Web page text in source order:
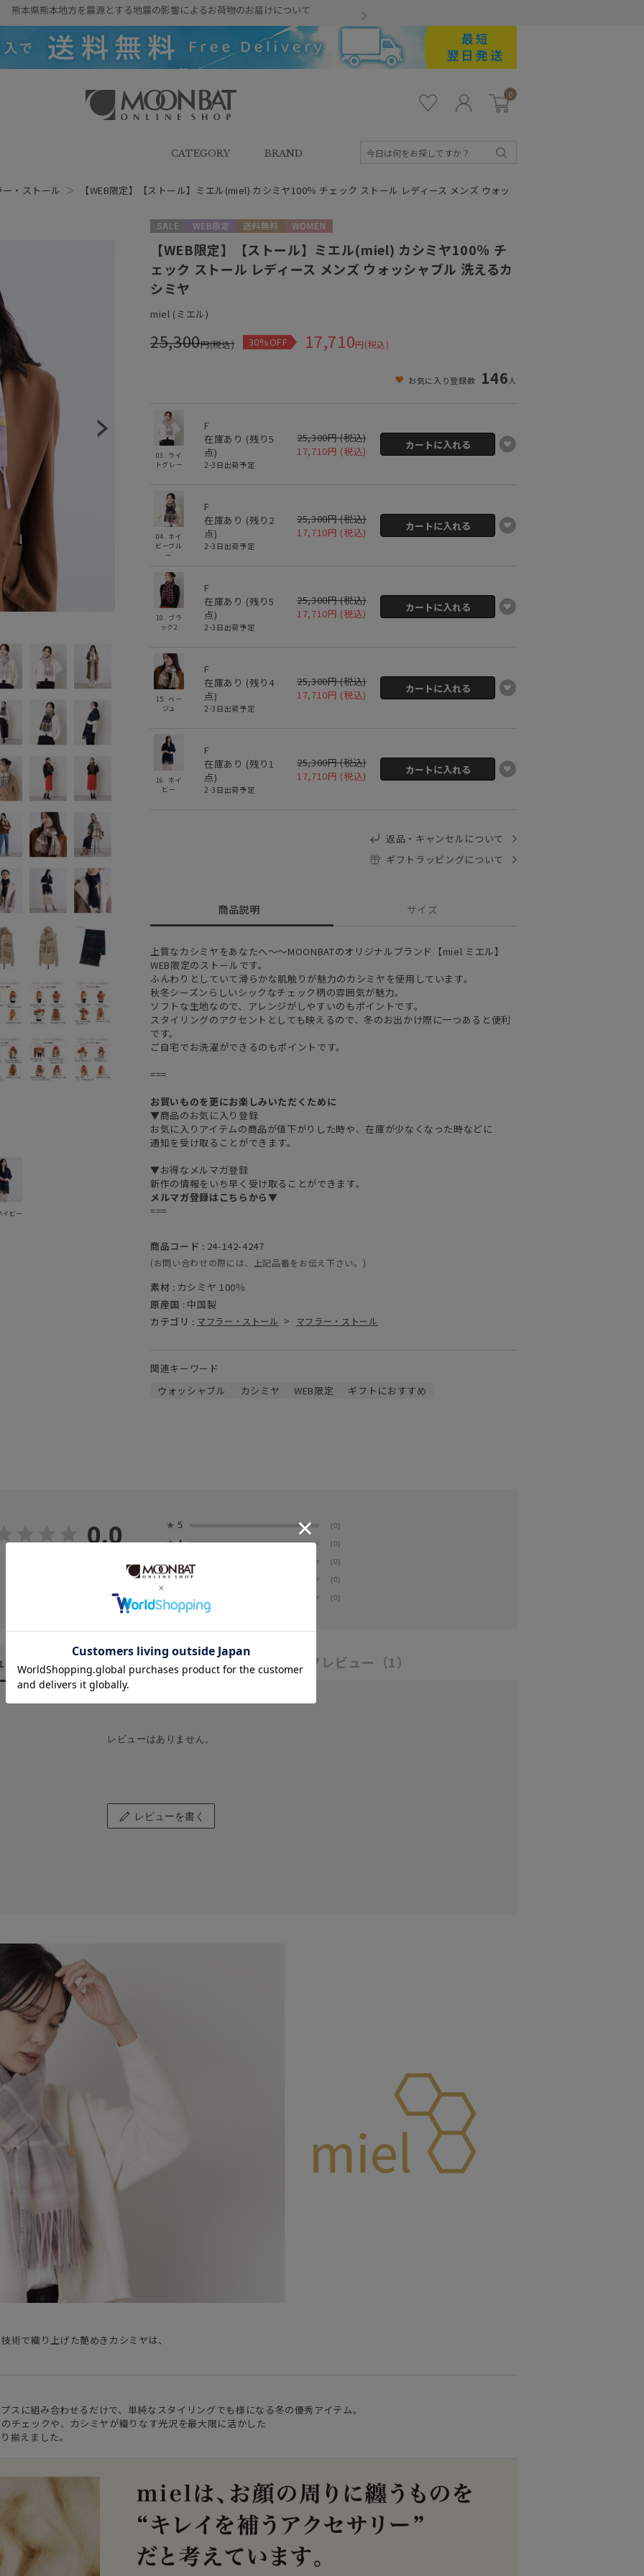
熊本県熊本地方を震源とする地震の影響によるお荷物のお届けについて
SHOP（ムーンバットオンラインシ
イ
ン
0
CATEGORY BRAND
・ストール ＞ 【WEB限定】【ストール】ミエル(miel) カシミヤ100％ チェック ストール レディース メンズ ウォッ
イビー
【WEB限定】【ストール】ミエル(miel) カシミヤ100％ チ
ェック ストール レディース メンズ ウォッシャブル 洗えるカ
シミヤ
miel (ミエル)
25,300円(税込) 30%OFF 17,710円(税込)
お気に入り登録数 146人
03. ライ
トグレー
F
在庫あり (残り5
点)
2-3日出荷予定
25,300円 (税込)
17,710円 (税込)
04. ネイ
ビーブル
ー
F
在庫あり (残り 2
点)
2-3日出荷予定
25,300円 (税込)
17,710円 (税込)
10. ブラ
ック2
F
在庫あり (残り5
点)
2-3日出荷予定
25,300円 (税込)
17,710円 (税込)
15. ベー
ジュ
F
在庫あり (残り 4
点)
2-3日出荷予定
25,300円 (税込)
17,710円 (税込)
16. ネイ
ビー
F
在庫あり (残り1
点)
2-3日出荷予定
25,300円 (税込)
17,710円 (税込)
返品・キャンセルについて
ギフトラッピングについて
商品説明 サイズ
上質なカシミヤをあなたへ～～MOONBATのオリジナルブランド【miel ミエル】
WEB限定のストールです。
ふんわりとしていて滑らかな肌触りが魅力のカシミヤを使用しています。
秋冬シーズンらしいシックなチェック柄の雰囲気が魅力。
ソフトな生地なので、アレンジがしやすいのもポイントです。
スタイリングのアクセントとしても映えるので、冬のお出かけ際に一つあると便利
です。
ご自宅でお洗濯ができるのもポイントです。
===
お買いものを更にお楽しみいただくために
▼商品のお気に入り登録
お気に入りアイテムの商品が値下がりした時や、在庫が少なくなった時などに
通知を受け取ることができます。
▼お得なメルマガ登録
新作の情報をいち早く受け取ることができます。
メルマガ登録はこちらから▼
===
商品コード : 24-142-4247
(お問い合わせの際には、上記品番をお伝え下さい。)
素材 : カシミヤ 100％
原産国 : 中国製
カテゴリ : マフラー・ストール > マフラー・ストール
関連キーワード
ウォッシャブル
カシミヤ WEB限定 ギフトにおすすめ
0.0 ★ 5 (0)
★4 (0)
(0)
★ 2 (0)
(0)
ー（0） スタッフレビュー （1）
レビューはありません。
レビューを書く
術で織り上げた艶めきカシミヤは、
に組み合わせるだけで、単純なスタイリングでも様になる冬の優秀アイテム。
チェックや、カシミヤが織りなす光沢を最大限に活かした
揃えました。